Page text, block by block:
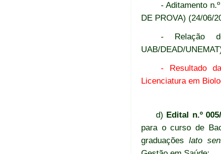
- Aditamento
DE PROVA) (24/06/
- Relação
UAB/DEAD/
- Resultado
Licenciatura em
d) Edital n.º
para o curso de
graduações lato